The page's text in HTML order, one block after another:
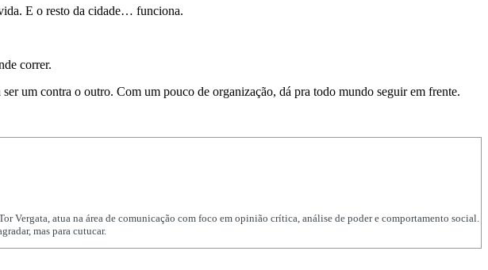
E o resto da cidade… funciona.
correr.
um contra o outro. Com um pouco de organização, dá pra todo mundo seguir em frente.
Vergata, atua na área de comunicação com foco em opinião crítica, análise de poder e comportamento social.
mas para cutucar.